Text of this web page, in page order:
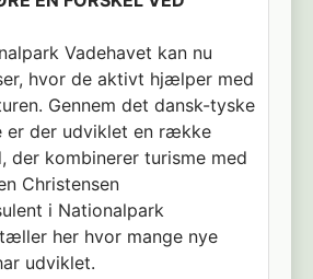
Vadehavet kan nu
hvor de aktivt hjælper med
Gennem det dansk-tyske
er der udviklet en række
der kombinerer turisme med
Christensen
i Nationalpark
her hvor mange nye
udviklet.